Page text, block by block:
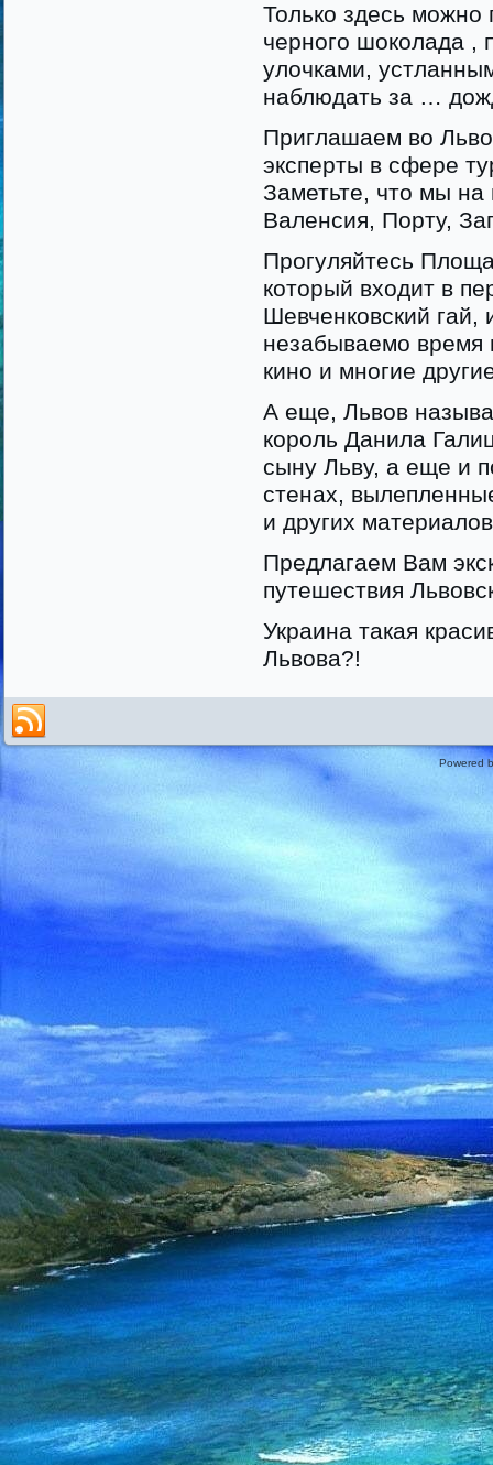
Только здесь можно
черного шоколада ,
улочками,
наблюдать за …
Приглашаем во
эксперты в сфере
Заметьте, что мы
Валенсия, Порту,
Прогуляйтесь
который входит в
Шевченковский гай,
незабываемо время
кино и многие
А еще, Львов
король Данила
сыну Льву, а еще и
стенах,
и других
Предлагаем Вам
путешествия
Украина такая
Львова?!
Powered